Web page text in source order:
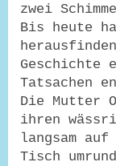
zwei
Bis heute
Geschichte
Tatsachen
Die Mutter
ihren
langsam
Tisch